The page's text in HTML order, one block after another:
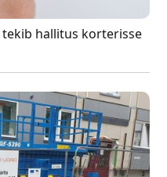
hallitus korterisse